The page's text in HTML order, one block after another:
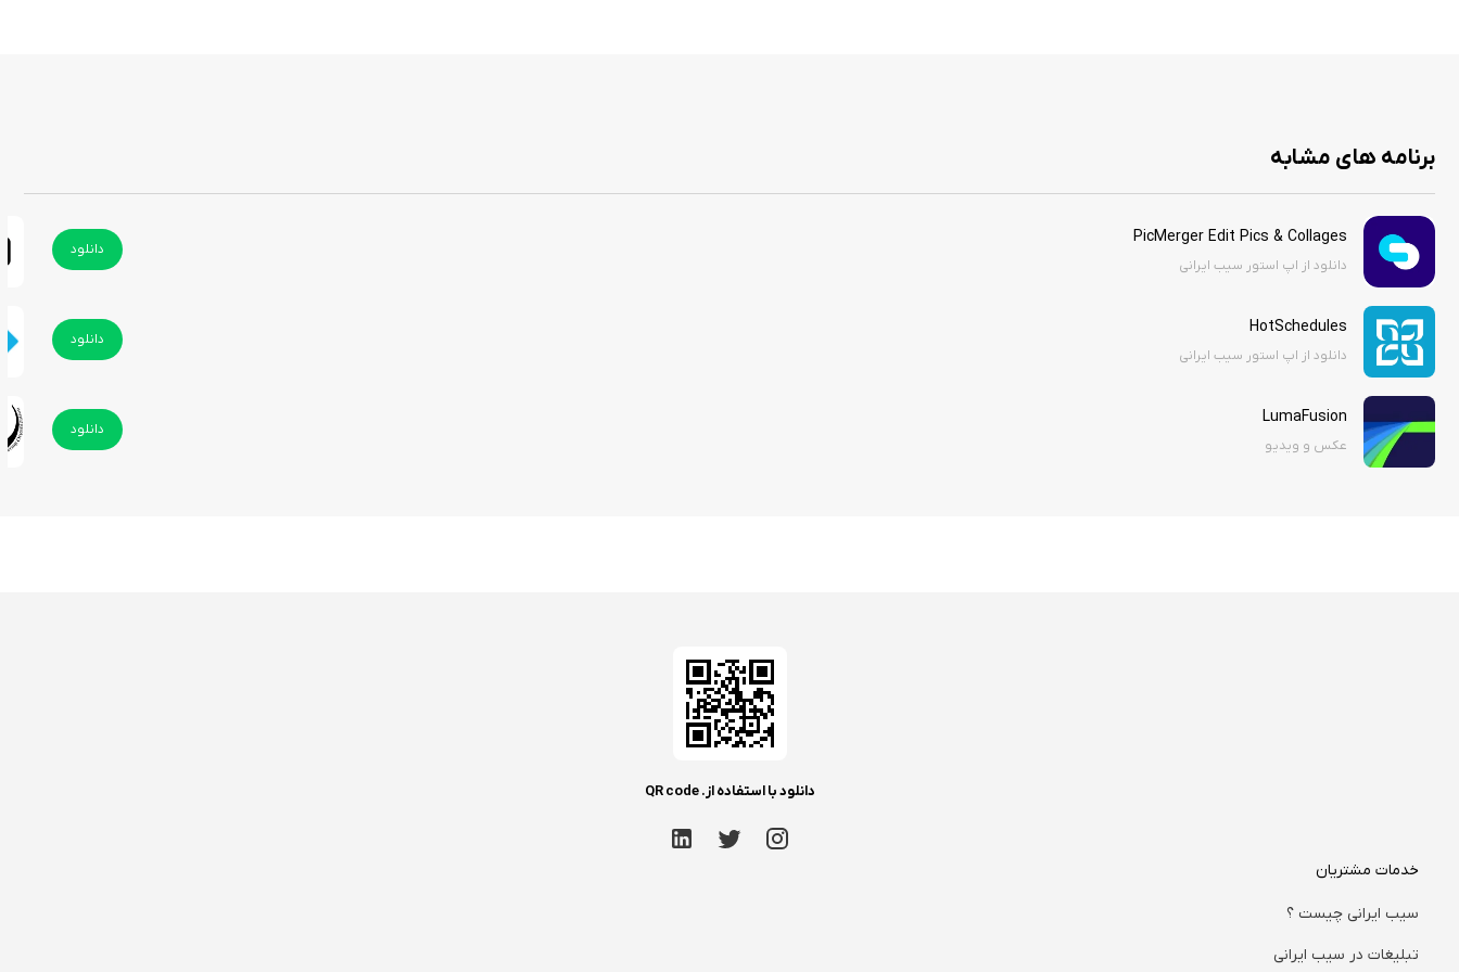
برنامه های مشابه
PicMerger Edit Pics & Collages
دانلود از اپ استور سیب ایرانی
دانلود
HotSchedules
دانلود از اپ استور سیب ایرانی
دانلود
LumaFusion
عکس و ویدیو
دانلود
دانلود با استفاده از. QR code
خدمات مشتریان
سیب ایرانی چیست ؟
تبلیغات در سیب ایرانی